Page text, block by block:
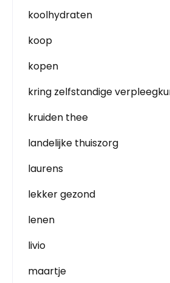
koolhydraten
koop
kopen
kring zelfstandige
kruiden thee
landelijke thuiszorg
laurens
lekker gezond
lenen
livio
maartje